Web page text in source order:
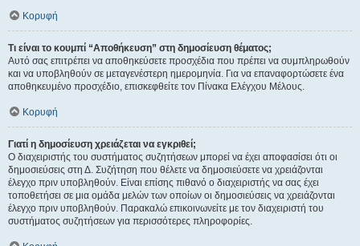
Κορυφή
Τι είναι το κουμπί “Αποθήκευση” στη δημοσίευση θέματος;
Αυτό σας επιτρέπει να αποθηκεύσετε προσχέδια που πρέπει να συμπληρωθούν
και να υποβληθούν σε μεταγενέστερη ημερομηνία. Για να επαναφορτώσετε ένα
αποθηκευμένο προσχέδιο, επισκεφθείτε τον Πίνακα Ελέγχου Μέλους.
Κορυφή
Γιατί η δημοσίευση χρειάζεται να εγκριθεί;
Ο διαχειριστής του συστήματος συζητήσεων μπορεί να έχει αποφασίσει ότι οι
δημοσιεύσεις στη Δ. Συζήτηση που θέλετε να δημοσιεύσετε να χρειάζονται
έλεγχο πριν υποβληθούν. Είναι επίσης πιθανό ο διαχειριστής να σας έχει
τοποθετήσει σε μια ομάδα μελών των οποίων οι δημοσιεύσεις να χρειάζονται
έλεγχο πριν υποβληθούν. Παρακαλώ επικοινωνείτε με τον διαχειριστή του
συστήματος συζητήσεων για περισσότερες πληροφορίες.